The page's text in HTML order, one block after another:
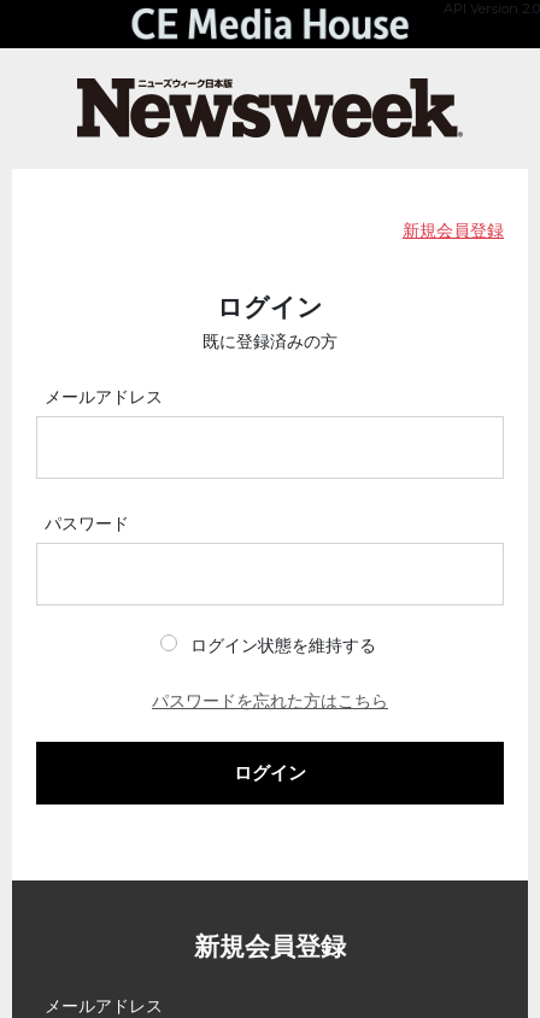
API Version 2.0
新規会員登録
ログイン
既に登録済みの方
メールアドレス
パスワード
ログイン状態を維持する
パスワードを忘れた方はこちら
ログイン
新規会員登録
メールアドレス